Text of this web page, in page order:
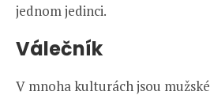
jednom jedinci.
Válečník
V mnoha kulturách jsou